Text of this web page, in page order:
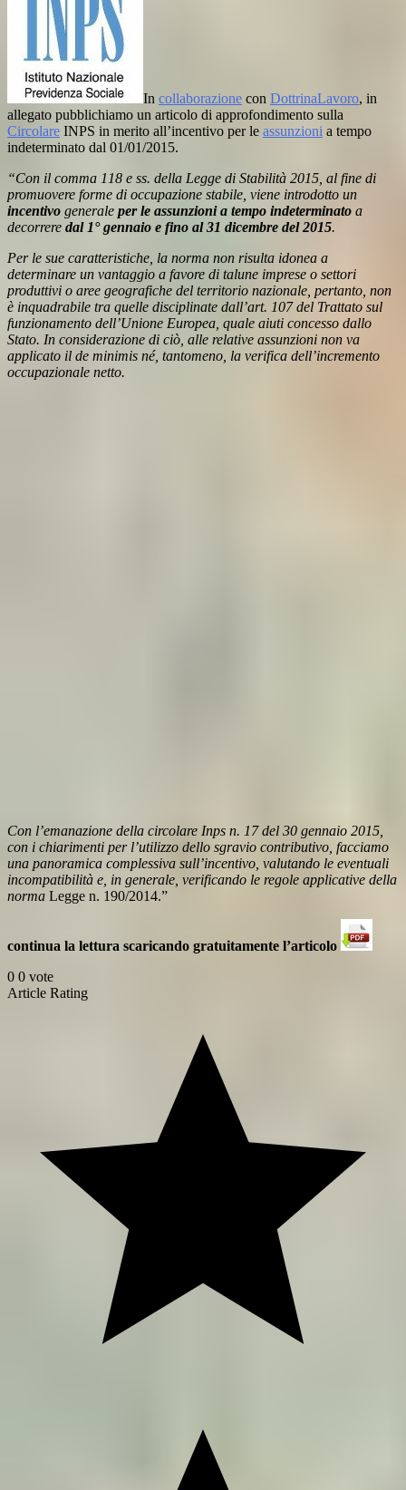
In collaborazione con DottrinaLavoro, in
allegato pubblichiamo un articolo di approfondimento sulla
Circolare INPS in merito all’incentivo per le assunzioni a tempo
indeterminato dal 01/01/2015.
“Con il comma 118 e ss. della Legge di Stabilità 2015 , al fine di
promuovere forme di occupazione stabile, viene introdotto un
incentivo generale per le assunzioni a tempo indeterminato a
decorrere dal 1° gennaio e fino al 31 dicembre del 2015.
Per le sue caratteristiche, la norma non risulta idonea a
determinare un vantaggio a favore di talune imprese o settori
produttivi o aree geografiche del territorio nazionale, pertanto, non
è inquadrabile tra quelle disciplinate dall’art. 107 del Trattato sul
funzionamento dell’Unione Europea, quale aiuti concesso dallo
Stato. In considerazione di ciò, alle relative assunzioni non va
applicato il de minimis né, tantomeno, la verifica dell’incremento
occupazionale netto.
Con l’emanazione della circolare Inps n. 17 del 30 gennaio 2015,
con i chiarimenti per l’utilizzo dello sgravio contributivo, facciamo
una panoramica complessiva sull’incentivo, valutando le eventuali
incompatibilità e, in generale, verificando le regole applicative della
norma Legge n. 190/2014.”
continua la lettura scaricando gratuitamente l’articolo
0 0 vote
Article Rating